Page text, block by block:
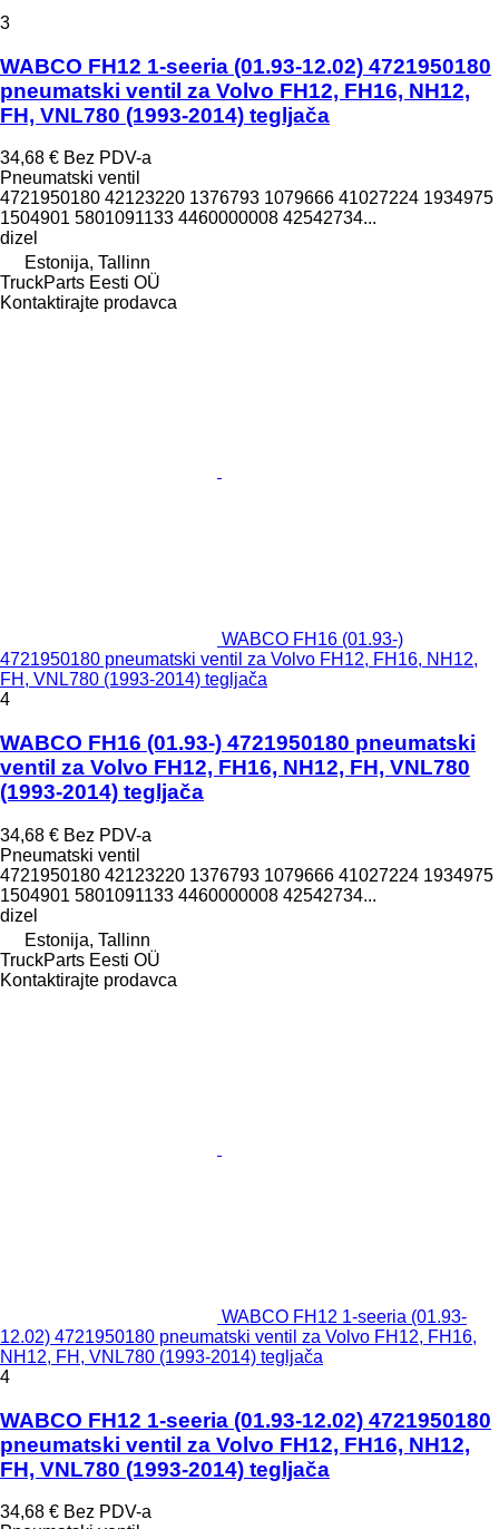
3
WABCO FH12 1-seeria (01.93-12.02) 4721950180
pneumatski ventil za Volvo FH12, FH16, NH12,
FH, VNL780 (1993-2014) tegljača
34,68 € Bez PDV-a
Pneumatski ventil
4721950180 42123220 1376793 1079666 41027224 1934975
1504901 5801091133 4460000008 42542734...
dizel
Estonija, Tallinn
TruckParts Eesti OÜ
Kontaktirajte prodavca
WABCO FH16 (01.93-)
4721950180 pneumatski ventil za Volvo FH12, FH16, NH12,
FH, VNL780 (1993-2014) tegljača
4
WABCO FH16 (01.93-) 4721950180 pneumatski
ventil za Volvo FH12, FH16, NH12, FH, VNL780
(1993-2014) tegljača
34,68 € Bez PDV-a
Pneumatski ventil
4721950180 42123220 1376793 1079666 41027224 1934975
1504901 5801091133 4460000008 42542734...
dizel
Estonija, Tallinn
TruckParts Eesti OÜ
Kontaktirajte prodavca
WABCO FH12 1-seeria (01.93-
12.02) 4721950180 pneumatski ventil za Volvo FH12, FH16,
NH12, FH, VNL780 (1993-2014) tegljača
4
WABCO FH12 1-seeria (01.93-12.02) 4721950180
pneumatski ventil za Volvo FH12, FH16, NH12,
FH, VNL780 (1993-2014) tegljača
34,68 € Bez PDV-a